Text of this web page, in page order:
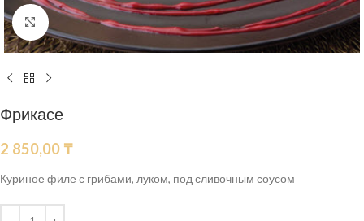
Нажмите, чтобы увеличить
Фрикасе
2 850,00 ₸
Куриное филе с грибами, луком, под сливочным соусом